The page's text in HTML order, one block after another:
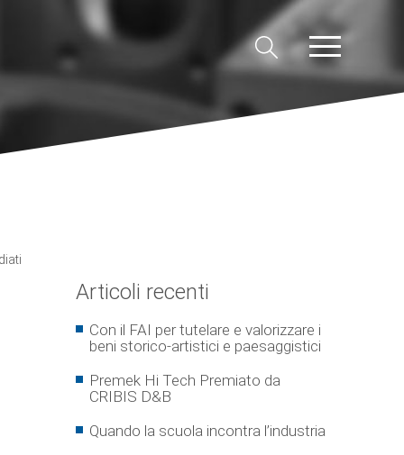
Articoli recenti
Con il FAI per tutelare e valorizzare i
beni storico-artistici e paesaggistici
Premek Hi Tech Premiato da
CRIBIS D&B
Quando la scuola incontra l’industria